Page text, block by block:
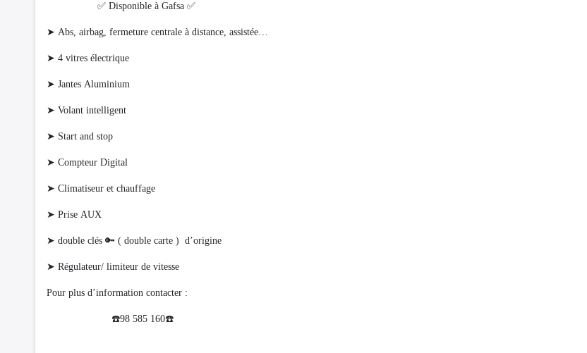
✅ Disponible à Gafsa ✅
➤ Abs, airbag, fermeture centrale à distance, assistée…
➤ 4 vitres électrique
➤ Jantes Aluminium
➤ Volant intelligent
➤ Start and stop
➤ Compteur Digital
➤ Climatiseur et chauffage
➤ Prise AUX
➤ double clés 🔑 ( double carte ) d’origine
➤ Régulateur/ limiteur de vitesse
Pour plus d’information contacter :
☎️98 585 160☎️